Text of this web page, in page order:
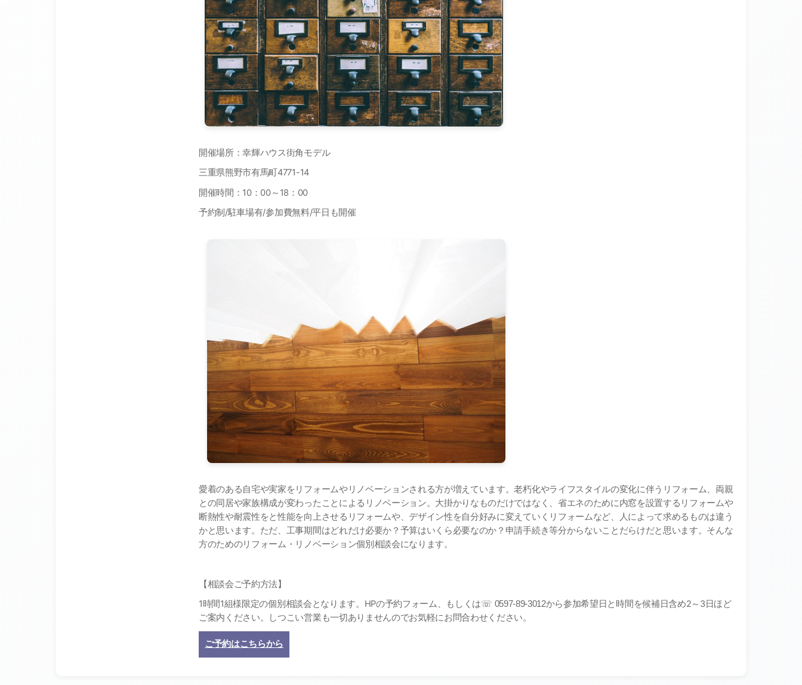
開催場所：幸輝ハウス街角モデル
三重県熊野市有馬町4771-14
開催時間： 10： 00～ 18 ： 00
予約制 /駐車場有/参加費無料/平日も開催
愛着のある自宅や実家をリフォームやリノベーションされる方が増えています。老朽化やライフスタイルの変化に伴うリフォーム、両親
との同居や家族構成が変わったことによるリノベーション。大掛かりなものだけではなく、省エネのために内窓を設置するリフォームや
断熱性や耐震性をと性能を向上させるリフォームや、デザイン性を自分好みに変えていくリフォームなど、人によって求めるものは違う
かと思います。ただ、工事期間はどれだけ必要か？予算はいくら必要なのか？申請手続き等分からないことだらけだと思います。そんな
方のためのリフォーム・リノベーション個別相談会になります。
【相談会ご予約方法】
1時間1組様限定の個別相談会となります。 HPの予約フォーム、もしくは☏ 0597-89-3012から参加希望日と時間を候補日含め2～ 3日ほど
ご案内ください。しつこい営業も一切ありませんのでお気軽にお問合わせください。
ご予約はこちらから